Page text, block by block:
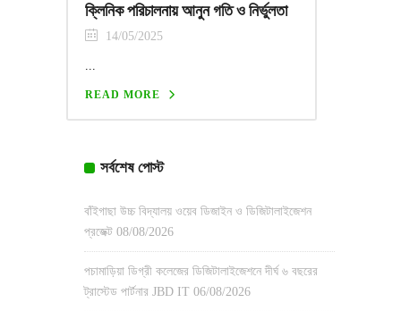
ক্লিনিক পরিচালনায় আনুন গতি ও নির্ভুলতা
14/05/2025
...
READ MORE
সর্বশেষ পোস্ট
বাঁইগাছা উচ্চ বিদ্যালয় ওয়েব ডিজাইন ও ডিজিটালাইজেশন
প্রজেক্ট 08/08/2026
পচামাড়িয়া ডিগ্রী কলেজের ডিজিটালাইজেশনে দীর্ঘ ৬ বছরের
ট্রাস্টেড পার্টনার JBD IT 06/08/2026